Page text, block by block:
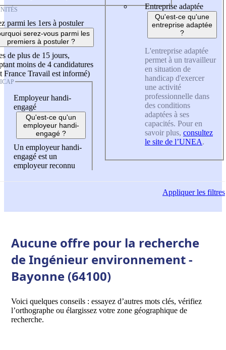
parmi les 1ers à postuler
serez-vous parmi les
premiers à postuler ?
de plus de 15 jours,
moins de 4 candidatures
France Travail est informé)
Employeur handi-
engagé
Qu'est-ce qu'un
employeur handi-
engagé ?
Un employeur handi-
engagé est un
employeur reconnu
Entreprise adaptée
Qu'est-ce qu'une
entreprise adaptée
?
L'entreprise adaptée
permet à un travailleur
en situation de
handicap d'exercer
une activité
professionnelle dans
des conditions
adaptées à ses
capacités. Pour en
savoir plus, consultez
le site de l’UNEA.
Appliquerles filtres
Aucune offre pour la recherche
de Ingénieur environnement -
Bayonne (64100)
Voici quelques conseils : essayez d’autres mots clés, vérifiez
l’orthographe ou élargissez votre zone géographique de
recherche.